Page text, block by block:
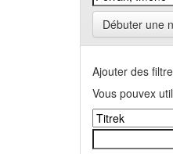
Débuter une
Ajouter des
Vous pouvex